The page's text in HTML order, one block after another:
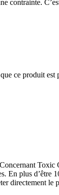
contrainte.
ce produit est
Toxic
En plus d’être
directement